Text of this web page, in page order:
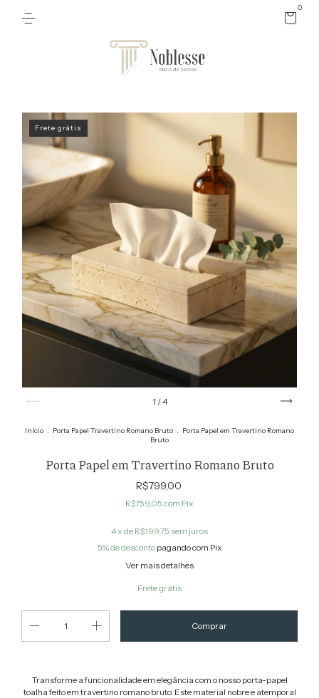
0
Frete grátis
1 /4
Início . Porta Papel Travertino Romano Bruto . Porta Papel em Travertino Romano
Bruto
Porta Papel em Travertino Romano Bruto
R$799,00
R$759,05 com Pix
4x de R$199,75 sem juros
5% de descontopagando com Pix
Ver mais detalhes
Frete grátis
Transforme a funcionalidade em elegância com o nosso porta-papel
toalha feito em travertino romano bruto. Este material nobre e atemporal